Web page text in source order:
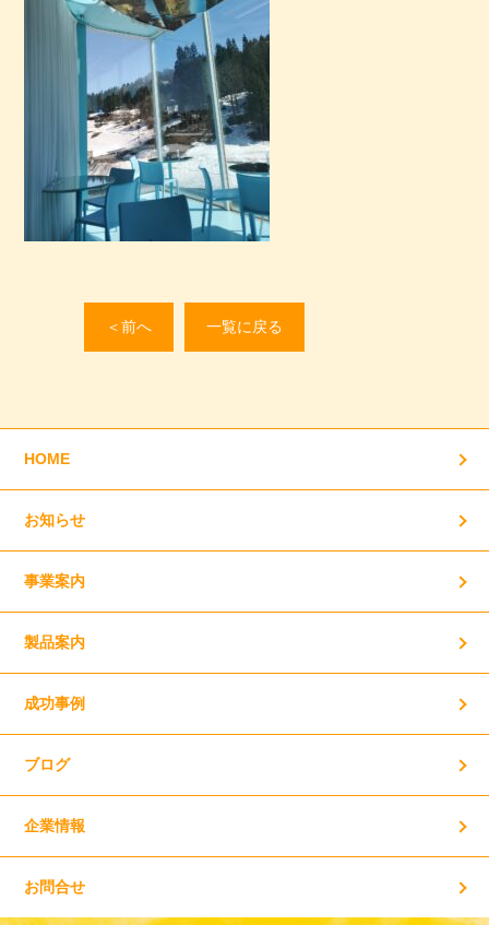
＜前へ 一覧に戻る
HOME
お知らせ
事業案内
製品案内
成功事例
ブログ
企業情報
お問合せ